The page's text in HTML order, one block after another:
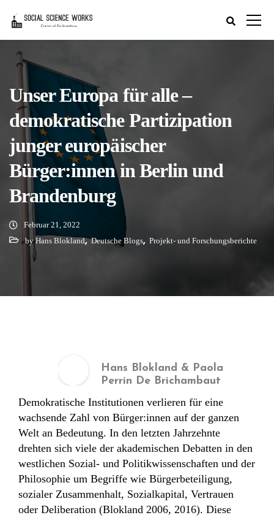
Unser Europa für alle –
demokratische Partizipation
junger europäischer
Bürger:innen in Berlin und
Brandenburg
Februar 21, 2022
by Hans Blokland,Deutsche Blogs, Projekt- und Forschungsberichte
Hans Blokland & Paola
Perrin De Brichambaut
Demokratische Institutionen verlieren für eine
wachsende Zahl von Bürger:innen auf der ganzen
Welt an Bedeutung. In den letzten Jahrzehnte
drehten sich viele der akademischen Debatten in den
westlichen Sozial- und Politikwissenschaften und der
Philosophie um Begriffe wie Bürgerbeteiligung,
sozialer Zusammenhalt, Sozialkapital, Vertrauen
oder Deliberation (Blokland 2006, 2016). Diese